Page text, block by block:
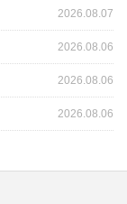
2026.08.07
2026.08.06
2026.08.06
2026.08.06